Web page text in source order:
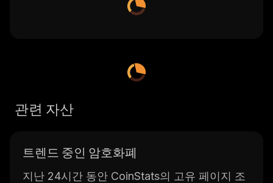
관련 자산
트렌드 중인 암호화폐
지난 24시간 동안 CoinStats의 고유 페이지 조